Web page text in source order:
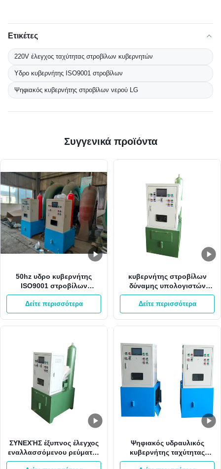
Ετικέτες
220V έλεγχος ταχύτητας στροβίλων κυβερνητών
Υδρο κυβερνήτης ISO9001 στροβίλων
Ψηφιακός κυβερνήτης στροβίλων νερού LG
Συγγενικά προϊόντα
50hz υδρο κυβερνήτης
ISO9001 στροβίλων
κυβερνητών ταχύτητας
στροβίλων 220V
Δείτε περισσότερα
κυβερνήτης στροβίλων
δύναμης υπολογιστών
μικροϋπολογιστών
κυβερνητών ταχύτητας
στροβίλων 60hz Pelton
Δείτε περισσότερα
ΣΥΝΕΧΉΣ έξυπνος έλεγχος
εναλλασσόμενου ρεύματος
κυβερνητών 220V
Ψηφιακός υδραυλικός
κυβερνήτης ταχύτητας
εναλλασσόμενου ρεύματος